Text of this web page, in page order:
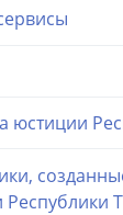
юстиции